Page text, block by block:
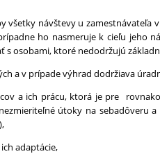
všetky návštevy u
ho nasmeruje k cieľu jeho
osobami, ktoré nedodržujú
a v prípade výhrad dodržiava
a ich prácu, ktorá je pre
útoky na sebadôveru
adaptácie,